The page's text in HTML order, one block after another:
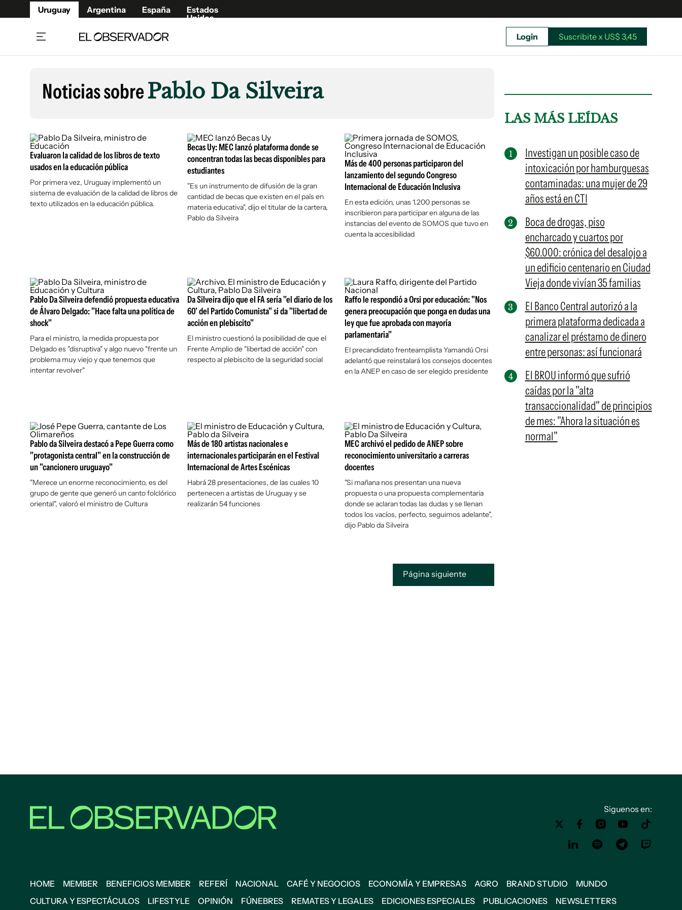
Uruguay Argentina España
Estados
Unidos
Beneficios Member
Café y Negocios
Economía y Empresas
Agro
Brand Studio
Mundo
Fúnebres
Publicaciones
Newsletters
Argentina
España
Estados Unidos
Suscribite x US$ 3,45
Login Suscribite x US$ 3,45
Noticias sobrePablo Da Silveira
Evaluaron la calidad de los libros de texto
usados en la educación pública
Por primera vez, Uruguay implementó un
sistema de evaluación de la calidad de libros de
texto utilizados en la educación pública.
Becas Uy: MEC lanzó plataforma donde se
concentran todas las becas disponibles para
estudiantes
"Es un instrumento de difusión de la gran
cantidad de becas que existen en el país en
materia educativa", dijo el titular de la cartera,
Pablo da Silveira
Más de 400 personas participaron del
lanzamiento del segundo Congreso
Internacional de Educación Inclusiva
En esta edición, unas 1.200 personas se
inscribieron para participar en alguna de las
instancias del evento de SOMOS que tuvo en
cuenta la accesibilidad
Pablo Da Silveira defendió propuesta educativa
de Álvaro Delgado: "Hace falta una política de
shock"
Para el ministro, la medida propuesta por
Delgado es "disruptiva" y algo nuevo "frente un
problema muy viejo y que tenemos que
intentar revolver"
Da Silveira dijo que el FA sería "el diario de los
60' del Partido Comunista" si da "libertad de
acción en plebiscito"
El ministro cuestionó la posibilidad de que el
Frente Amplio de "libertad de acción" con
respecto al plebiscito de la seguridad social
Raffo le respondió a Orsi por educación: "Nos
genera preocupación que ponga en dudas una
ley que fue aprobada con mayoría
parlamentaria"
El precandidato frenteamplista Yamandú Orsi
adelantó que reinstalará los consejos docentes
en la ANEP en caso de ser elegido presidente
Pablo da Silveira destacó a Pepe Guerra como
"protagonista central" en la construcción de
un "cancionero uruguayo"
"Merece un enorme reconocimiento, es del
grupo de gente que generó un canto folclórico
oriental", valoró el ministro de Cultura
Más de 180 artistas nacionales e
internacionales participarán en el Festival
Internacional de Artes Escénicas
Habrá 28 presentaciones, de las cuales 10
pertenecen a artistas de Uruguay y se
realizarán 54 funciones
MEC archivó el pedido de ANEP sobre
reconocimiento universitario a carreras
docentes
"Si mañana nos presentan una nueva
propuesta o una propuesta complementaria
donde se aclaran todas las dudas y se llenan
todos los vacíos, perfecto, seguimos adelante",
dijo Pablo da Silveira
Página siguiente
LAS MÁS LEÍDAS
Investigan un posible caso de
intoxicación por hamburguesas
contaminadas: una mujer de 29
años está en CTI
Boca de drogas, piso
encharcado y cuartos por
$60.000: crónica del desalojo a
un edificio centenario en Ciudad
Vieja donde vivían 35 familias
El Banco Central autorizó a la
primera plataforma dedicada a
canalizar el préstamo de dinero
entre personas: así funcionará
El BROU informó que sufrió
caídas por la "alta
transaccionalidad" de principios
de mes: "Ahora la situación es
normal"
Siguenos en:
HOME MEMBER BENEFICIOS MEMBER REFERÍ NACIONAL CAFÉ Y NEGOCIOS ECONOMÍA Y EMPRESAS AGRO BRAND STUDIO
MUNDO
CULTURA Y ESPECTÁCULOS
LIFESTYLE OPINIÓN FÚNEBRES REMATES Y LEGALES EDICIONES ESPECIALES PUBLICACIONES NEWSLETTERS